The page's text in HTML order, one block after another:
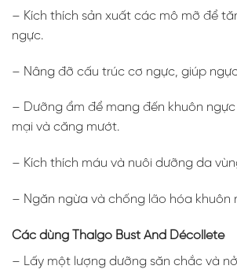
– Kích thích sản xuất các mô mỡ để
ngực.
– Nâng đỡ cấu trúc cơ ngực, giúp
– Dưỡng ẩm để mang đến khuôn
mại và căng mướt.
– Kích thích máu và nuôi dưỡng da
– Ngăn ngừa và chống lão hóa khuôn
Các dùng Thalgo Bust And Décollete
– Lấy một lượng dưỡng săn chắc và